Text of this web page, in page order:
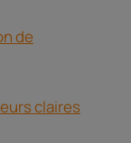
de
claires